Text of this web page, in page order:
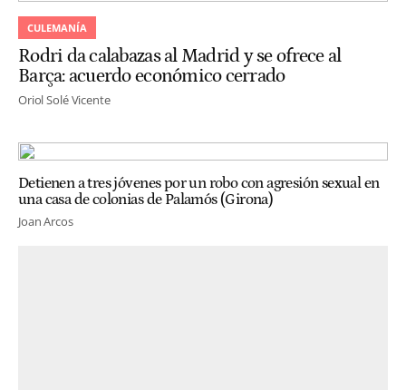
CULEMANÍA
Rodri da calabazas al Madrid y se ofrece al
Barça: acuerdo económico cerrado
Oriol Solé Vicente
Detienen a tres jóvenes por un robo con agresión sexual en
una casa de colonias de Palamós (Girona)
Joan Arcos